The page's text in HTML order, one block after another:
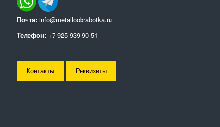
Почта: info@metalloobrabotka.ru
Телефон: +7 925 939 90 51
Контакты Реквизиты